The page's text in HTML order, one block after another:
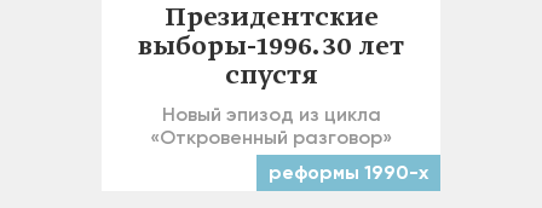
Президентские
выборы-1996. 30 лет
спустя
Новый эпизод из цикла
«Откровенный разговор»
реформы 1990-х